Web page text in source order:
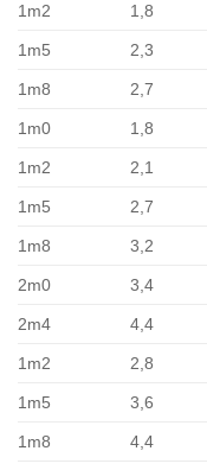
1m2 1,8
1m5 2,3
1m8 2,7
1m0 1,8
1m2 2,1
1m5 2,7
1m8 3,2
2m0 3,4
2m4 4,4
1m2 2,8
1m5 3,6
1m8 4,4